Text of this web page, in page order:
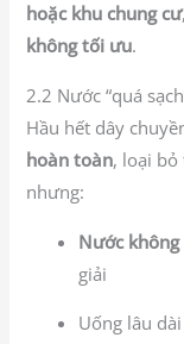
hoặc khu chung cư
không tối ưu.
2.2 Nước “quá
Hầu hết dây
hoàn toàn, loại bỏ
nhưng:
Nước
giải
Uống lâu